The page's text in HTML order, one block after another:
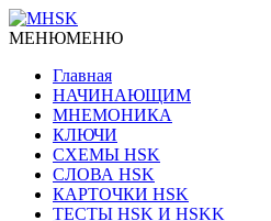
МЕНЮМЕНЮ
Главная
НАЧИНАЮЩИМ
МНЕМОНИКА
КЛЮЧИ
СХЕМЫ HSK
СЛОВА HSK
КАРТОЧКИ HSK
ТЕСТЫ HSK И HSKK